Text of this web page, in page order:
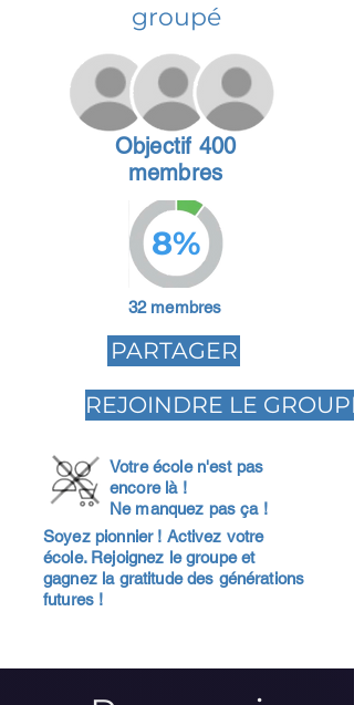
groupé
Objectif 400
membres
8%
32 membres
PARTAGER
REJOINDRE LE GROUPE
Votre école n'est pas
encore là !
Ne manquez pas ça !
Soyez pionnier ! Activez votre
école. Rejoignez le groupe et
gagnez la gratitude des générations
futures !